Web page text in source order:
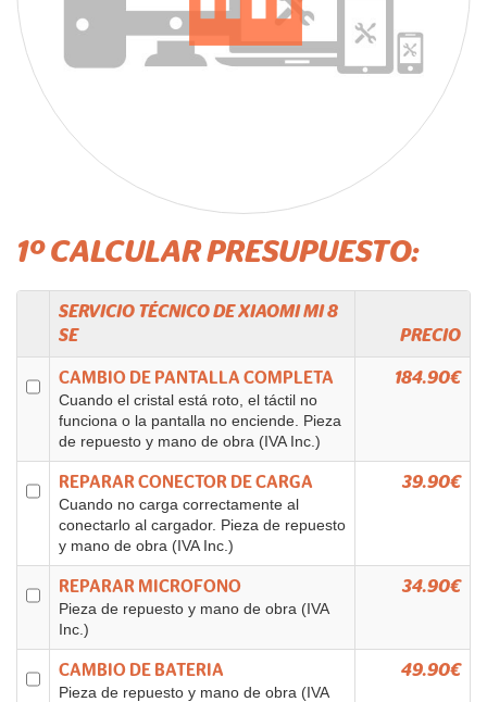
1º CALCULAR PRESUPUESTO:
SERVICIO TÉCNICO DEXIAOMIMI 8
SE
PRECIO
CAMBIO DE PANTALLA COMPLETA
Cuando el cristal está roto, el táctil no
funciona o la pantalla no enciende. Pieza
de repuesto y mano de obra (IVA Inc.)
184.90€
REPARAR CONECTOR DE CARGA
Cuando no carga correctamente al
conectarlo al cargador. Pieza de repuesto
y mano de obra (IVA Inc.)
39.90€
REPARAR MICROFONO
Pieza de repuesto y mano de obra (IVA
Inc.)
34.90€
CAMBIO DE BATERIA
Pieza de repuesto y mano de obra (IVA
49.90€